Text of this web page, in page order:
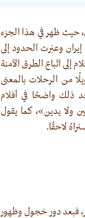
حيث ظهر في هذا الجزء
وعبَرت الحدود إلى
إلى اتّباع الطرق الآمنة
من الرحلات بالمعنى
ذلك واضحًا في أفلام
ولا يدين»، كما يقول
لاحقًا.
أفلامه في وقت متأخر، فبعد دور خجول وظهور